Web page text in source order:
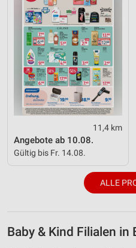
11,4 km
Angebote ab 10.08.
Gültig bis Fr. 14.08.
ALLE
Baby & Kind Filialen in